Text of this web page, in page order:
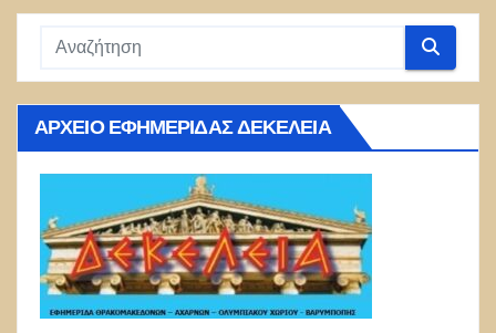
ΑΡΧΕΊΟ ΕΦΗΜΕΡΊΔΑΣ ΔΕΚΈΛΕΙΑ